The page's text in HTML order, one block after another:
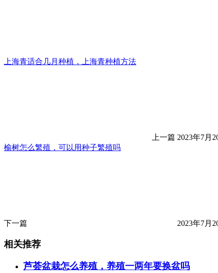
上海青适合几月种植，上海青种植方法
上一篇 2023年7月
榆树怎么繁殖，可以用种子繁殖吗
下一篇 2023年7月
相关推荐
芦荟盆栽怎么养殖，养殖一两年要换盆吗